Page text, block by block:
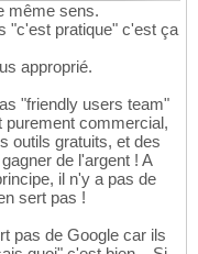
même sens.
"c'est pratique" c'est ça
approprié.
"friendly users team"
purement commercial,
outils gratuits, et des
de l'argent ! A
il n'y a pas de
sert pas !
pas de Google car ils